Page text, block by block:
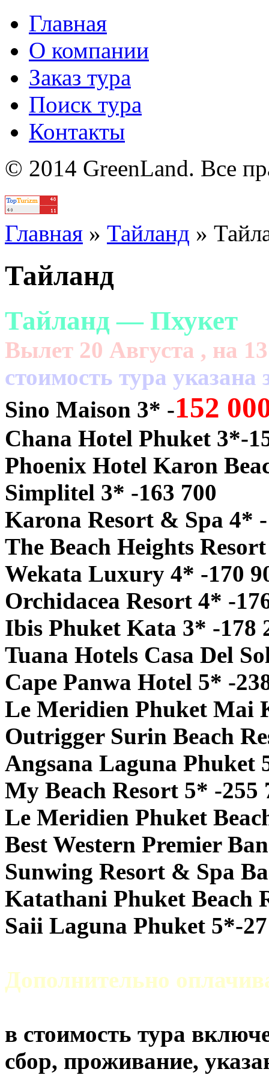
Главная
О компании
Заказ тура
Поиск тура
Контакты
© 2014 GreenLand. Все
Главная » Тайланд »
Тайланд
Тайланд — Пхукет
Вылет 20 Августа , на
cтоимость тура указана
Sino Maison 3* -152
Chana Hotel Phuket 3*-
Phoenix Hotel Karon
Simplitel 3* -163 700
Karona Resort & Spa 4*
The Beach Heights
Wekata Luxury 4* -170
Orchidacea Resort 4* -
Ibis Phuket Kata 3* -178
Tuana Hotels Casa Del
Cape Panwa Hotel 5* -
Le Meridien Phuket Mai
Outrigger Surin Beach
Angsana Laguna Phuket
My Beach Resort 5* -255
Le Meridien Phuket
Best Western Premier
Sunwing Resort & Spa
Katathani Phuket Beach
Saii Laguna Phuket 5*-
Дополнительно
в стоимость тура
сбор, проживание,